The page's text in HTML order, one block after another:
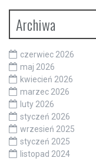
Archiwa
czerwiec 2026
maj 2026
kwiecień 2026
marzec 2026
luty 2026
styczeń 2026
wrzesień 2025
styczeń 2025
listopad 2024